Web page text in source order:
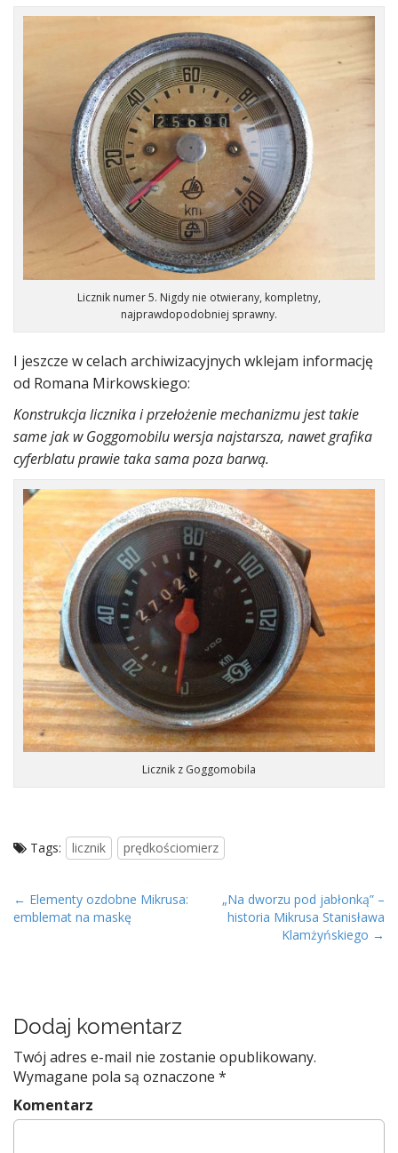
Licznik numer 5. Nigdy nie otwierany, kompletny,
najprawdopodobniej sprawny.
I jeszcze w celach archiwizacyjnych wklejam informację
od Romana Mirkowskiego:
Konstrukcja licznika i przełożenie mechanizmu jest takie
same jak w Goggomobilu wersja najstarsza, nawet grafika
cyferblatu prawie taka sama poza barwą.
Licznik z Goggomobila
Tags: licznik prędkościomierz
P
o
a
v
g
a
← Elementy ozdobne Mikrusa:
emblemat na maskę
„Na dworzu pod jabłonką” –
historia Mikrusa Stanisława
Klamżyńskiego →
Dodaj komentarz
Twój adres e-mail nie zostanie opublikowany.
Wymagane pola są oznaczone *
Komentarz